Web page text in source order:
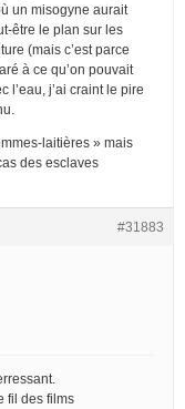
un misogyne aurait
être le plan sur les
(mais c’est parce
à ce qu’on pouvait
l’eau, j’ai craint le pire
laitières » mais
des esclaves
#31883
fil des films